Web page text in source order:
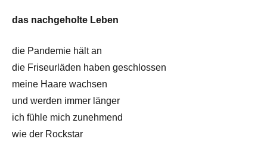
das nachgeholte Leben
die Pandemie hält an
die Friseurläden haben geschlossen
meine Haare wachsen
und werden immer länger
ich fühle mich zunehmend
wie der Rockstar